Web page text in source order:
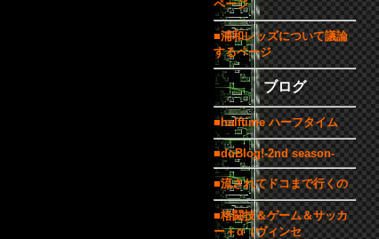
ページ
■浦和レッズについて議論
するページ
ブログ
■halftime ハーフタイム
■doBlog!-2nd season-
■流されてドコまで行くの
■格闘技＆ゲーム＆サッカ
ー＋α（ヴィンセ